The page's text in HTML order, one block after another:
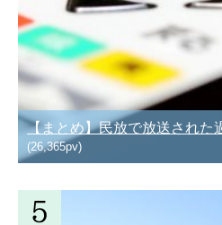
【まとめ】民放で放送された
(26,365pv)